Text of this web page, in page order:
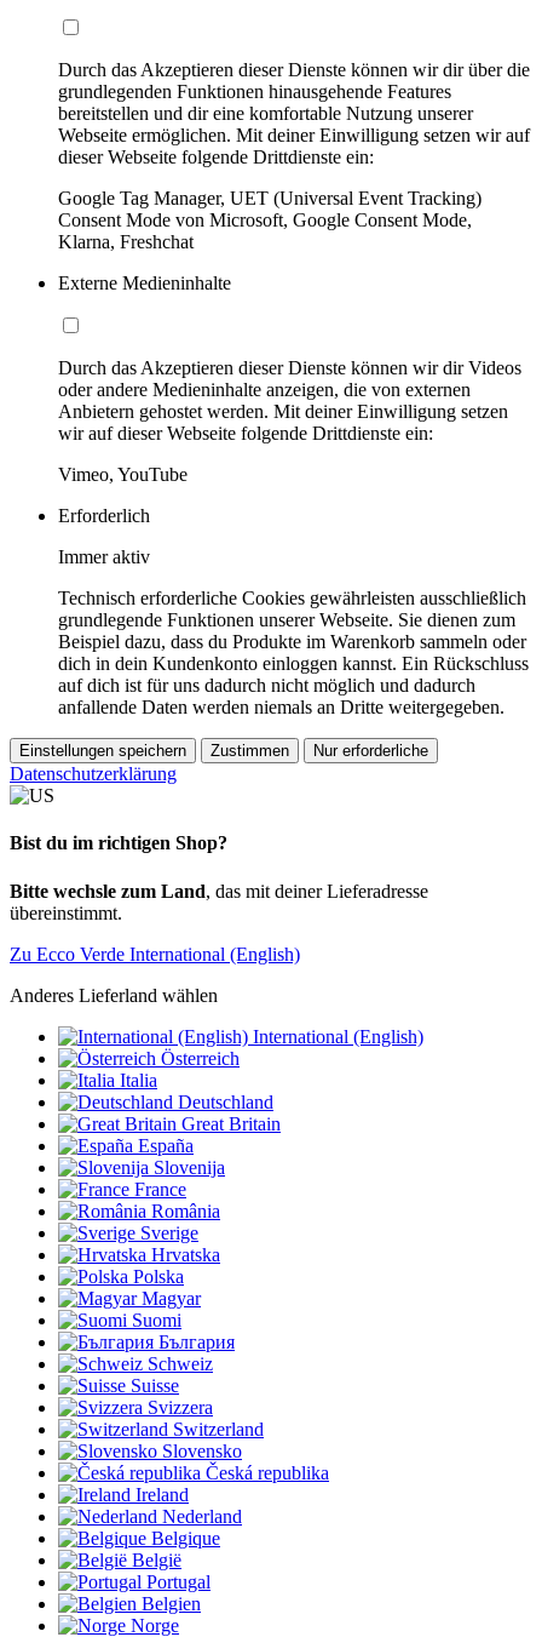
Durch das Akzeptieren dieser Dienste können wir dir über die
grundlegenden Funktionen hinausgehende Features
bereitstellen und dir eine komfortable Nutzung unserer
Webseite ermöglichen. Mit deiner Einwilligung setzen wir auf
dieser Webseite folgende Drittdienste ein:
Google Tag Manager, UET (Universal Event Tracking)
Consent Mode von Microsoft, Google Consent Mode,
Klarna, Freshchat
Externe Medieninhalte
Durch das Akzeptieren dieser Dienste können wir dir Videos
oder andere Medieninhalte anzeigen, die von externen
Anbietern gehostet werden. Mit deiner Einwilligung setzen
wir auf dieser Webseite folgende Drittdienste ein:
Vimeo, YouTube
Erforderlich
Immer aktiv
Technisch erforderliche Cookies gewährleisten ausschließlich
grundlegende Funktionen unserer Webseite. Sie dienen zum
Beispiel dazu, dass du Produkte im Warenkorb sammeln oder
dich in dein Kundenkonto einloggen kannst. Ein Rückschluss
auf dich ist für uns dadurch nicht möglich und dadurch
anfallende Daten werden niemals an Dritte weitergegeben.
Einstellungen speichern Zustimmen Nur erforderliche
Datenschutzerklärung
Bist du im richtigen Shop?
Bitte wechsle zum Land, das mit deiner Lieferadresse
übereinstimmt.
Zu Ecco Verde International (English)
Anderes Lieferland wählen
International (English)
Österreich
Italia
Deutschland
Great Britain
España
Slovenija
France
România
Sverige
Hrvatska
Polska
Magyar
Suomi
България
Schweiz
Suisse
Svizzera
Switzerland
Slovensko
Česká republika
Ireland
Nederland
Belgique
België
Portugal
Belgien
Norge